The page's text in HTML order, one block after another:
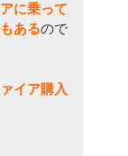
に乗って
あるので
イア購入